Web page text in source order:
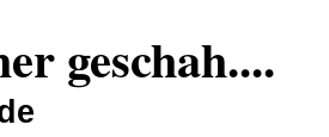
geschah....